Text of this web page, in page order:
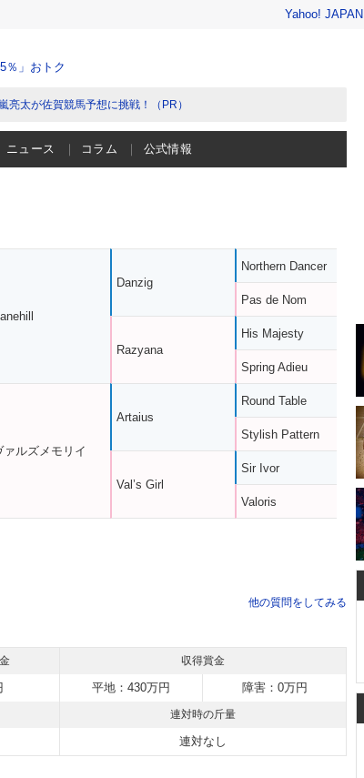
Yahoo! JAPAN
％」おトク
亮太が佐賀競馬予想に挑戦！（PR）
ニュース コラム 公式情報
ァルズメモリイ
Danzig
Razyana
Artaius
Val’s Girl
Northern Dancer
Pas de Nom
His Majesty
Spring Adieu
Round Table
Stylish Pattern
Sir Ivor
Valoris
他の質問をしてみる
収得賞金
平地：430万円 障害：0万円
連対時の斤量
連対なし